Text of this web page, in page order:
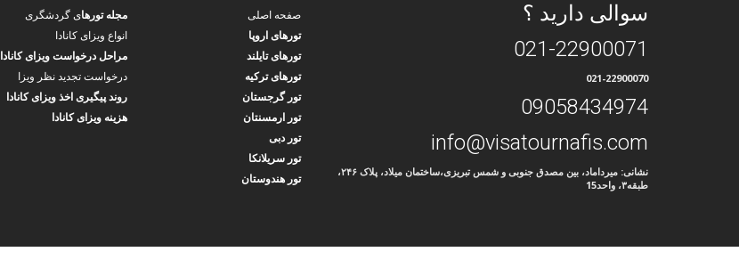
مجله تورهای گردشگری
انواع ویزای کانادا
مراحل درخواست ویزای کانادا
درخواست تجدید نظر ویزا
روند پیگیری اخذ ویزای کانادا
هزینه ویزای کانادا
صفحه اصلی
تورهای اروپا
تورهای تایلند
تورهای ترکیه
تور گرجستان
تور ارمسنتان
تور دبی
تور سریلانکا
تور هندوستان
سوالی دارید ؟
021-22900071
021-22900070
09058434974
info@visatournafis.com
نشانی: میرداماد، بین مصدق جنوبی و شمس تبریزی،ساختمان میلاد، پلاک ۲۴۶،
طبقه۳، واحد15